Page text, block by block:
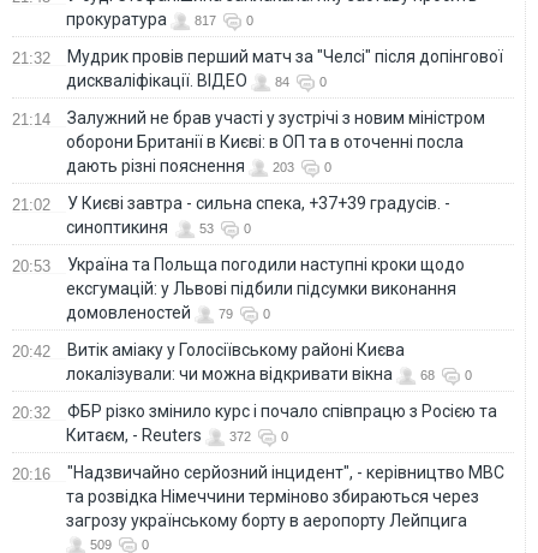
прокуратура
817 0
21:32
Мудрик провів перший матч за "Челсі" після допінгової
дискваліфікації. ВІДЕО
84 0
21:14
Залужний не брав участі у зустрічі з новим міністром
оборони Британії в Києві: в ОП та в оточенні посла
дають різні пояснення
203 0
21:02
У Києві завтра - сильна спека, +37+39 градусів. -
синоптикиня
53 0
20:53
Україна та Польща погодили наступні кроки щодо
ексгумацій: у Львові підбили підсумки виконання
домовленостей
79 0
20:42
Витік аміаку у Голосіївському районі Києва
локалізували: чи можна відкривати вікна
68 0
20:32
ФБР різко змінило курс і почало співпрацю з Росією та
Китаєм, - Reuters
372 0
20:16
"Надзвичайно серйозний інцидент", - керівництво МВС
та розвідка Німеччини терміново збираються через
загрозу українському борту в аеропорту Лейпцига
509 0